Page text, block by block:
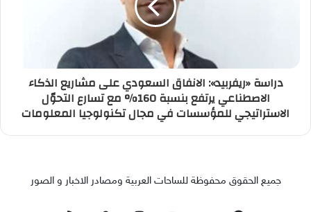
دراسة «ريفربيد»: الانفاق السعودي على مشاريع الذكاء
الاصطناعي يرتفع بنسبة 160% مع تسارع التحوّل
الاستراتيجي للمؤسسات في مجال تكنولوجيا المعلومات
جميع الحقوق محفوظة للساحات العربية ومصادر الاخبار و الصور